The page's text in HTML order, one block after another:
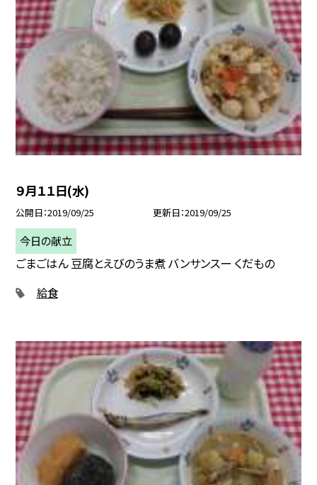
９月１１日(水)
公開日 2019/09/25 更新日 2019/09/25
今日の献立
ごまごはん 豆腐とえびのうま煮 バンサンスー くだもの
給食